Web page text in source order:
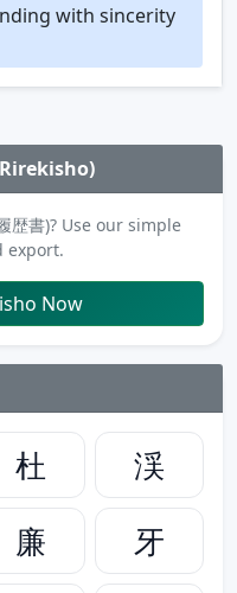
with sincerity
歴書)? Use our simple
export.
Now
杜
渓
廉
牙